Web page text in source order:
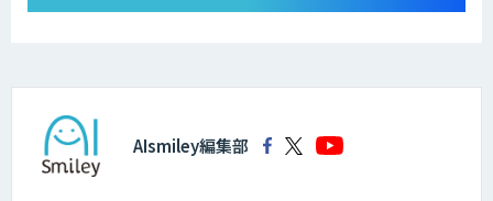
AIsmiley編集部